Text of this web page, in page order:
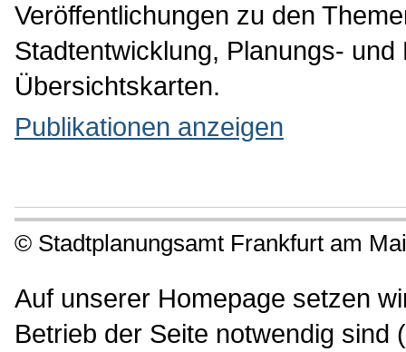
Veröffentlichungen zu den
Stadtentwicklung, Planungs-
Übersichtskarten.
Publikationen anzeigen